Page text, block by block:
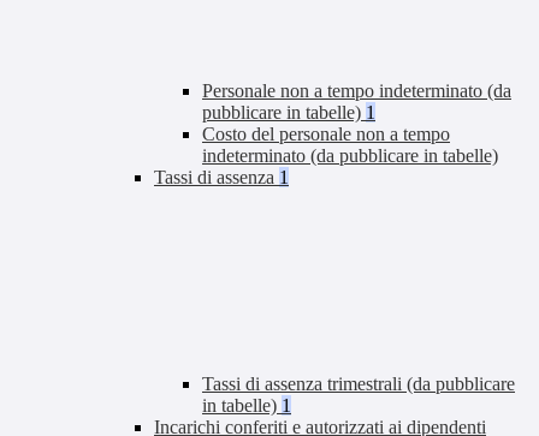
Personale non a tempo indeterminato (da
pubblicare in tabelle) 1
Costo del personale non a tempo
indeterminato (da pubblicare in tabelle)
Tassi di assenza 1
Tassi di assenza trimestrali (da pubblicare
in tabelle) 1
Incarichi conferiti e autorizzati ai dipendenti